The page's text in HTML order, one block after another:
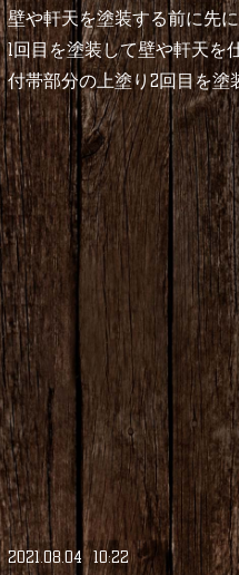
壁や軒天を塗装する前に先
1回目を塗装して壁や軒天を
付帯部分の上塗り2回目を塗
2021.08.04 10:22